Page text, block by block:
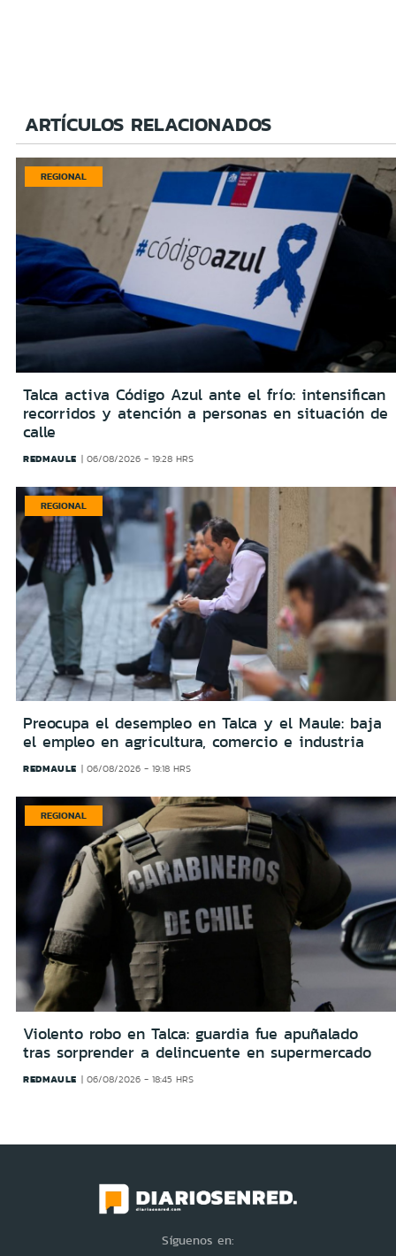
ARTÍCULOS RELACIONADOS
REGIONAL
Talca activa Código Azul ante el frío: intensifican
recorridos y atención a personas en situación de
calle
REDMAULE 06/08/2026 - 19:28 HRS
REGIONAL
Preocupa el desempleo en Talca y el Maule: baja
el empleo en agricultura, comercio e industria
REDMAULE 06/08/2026 - 19:18 HRS
REGIONAL
Violento robo en Talca: guardia fue apuñalado
tras sorprender a delincuente en supermercado
REDMAULE 06/08/2026 - 18:45 HRS
Síguenos en: